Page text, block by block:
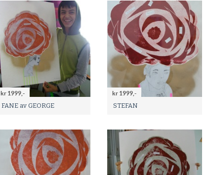
kr 1999,-
FANE av GEORGE
kr 1999,-
STEFAN